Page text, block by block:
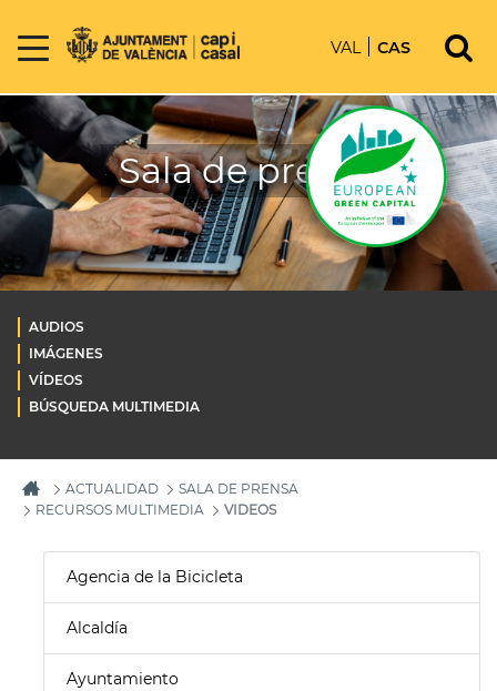
VAL CAS
Sala de prensa
AUDIOS
IMÁGENES
VÍDEOS
BÚSQUEDA MULTIMEDIA
ACTUALIDAD
SALA DE PRENSA
RECURSOS MULTIMEDIA
VIDEOS
Agencia de la Bicicleta
Alcaldía
Ayuntamiento